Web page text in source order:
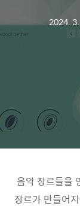
2024.
음악 장르들을
장르가 만들어